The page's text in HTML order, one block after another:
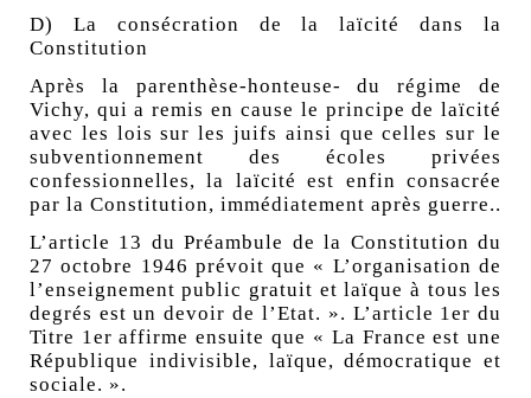
D) La consécration de la laïcité dans la
Constitution
Après la parenthèse-honteuse- du régime de
Vichy, qui a remis en cause le principe de laïcité
avec les lois sur les juifs ainsi que celles sur le
subventionnement des écoles privées
confessionnelles, la laïcité est enfin consacrée
par la Constitution, immédiatement après guerre..
L’article 13 du Préambule de la Constitution du
27 octobre 1946 prévoit que « L’organisation de
l’enseignement public gratuit et laïque à tous les
degrés est un devoir de l’Etat. ». L’article 1er du
Titre 1er affirme ensuite que « La France est une
République indivisible, laïque, démocratique et
sociale. ».